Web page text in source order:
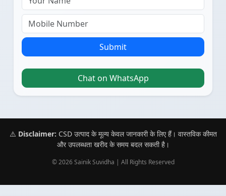
Submit
Chat on WhatsApp
⚠️ Disclaimer: CSD उत्पाद के मूल्य केवल जानकारी के लिए हैं। वास्तविक कीमत
और उपलब्धता खरीद के समय बदल सकती है।
© 2026 Sainik Suvidha | All Rights Reserved